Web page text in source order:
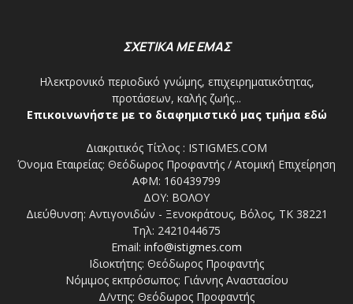
ΣΧΕΤΙΚΑ ΜΕ ΕΜΑΣ
Ηλεκτρονικό περιοδικό γνώμης, επιχειρηματικότητας,
προτάσεων, καλής ζωής...
Επικοινωνήστε με το διαφημιστικό μας τμήμα εδώ
Διακριτικός Τίτλος : ISTIGMES.COM
Όνομα Εταιρείας: Θεόδωρος Προφαντής / Ατομική Επιχείρηση
ΑΦΜ: 160439799
ΔΟΥ: ΒΟΛΟΥ
Διεύθυνση: Αντιγονιδών - Ξενοκράτους, Βόλος, ΤΚ 38221
Τηλ: 2421044675
Email: info@istigmes.com
Ιδιοκτήτης: Θεόδωρος Προφαντής
Νόμιμος εκπρόσωπος: Γιάννης Αναστασίου
Δ/ντης: Θεόδωρος Προφαντής